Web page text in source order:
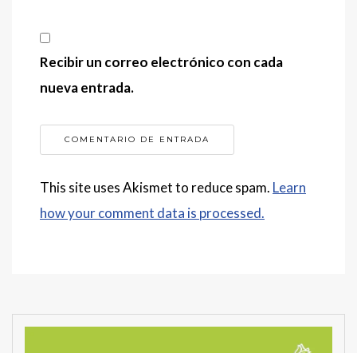
Recibir un correo electrónico con cada
nueva entrada.
This site uses Akismet to reduce spam. Learn
how your comment data is processed.